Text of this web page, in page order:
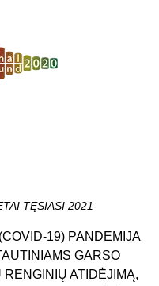
TĘSIASI 2021
19) PANDEMIJA
GARSO
ATIDĖJIMĄ,